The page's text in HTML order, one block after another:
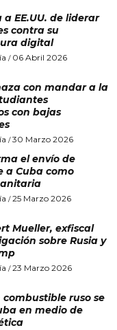
a EE.UU. de liderar
contra su
digital
/ 06 Abril 2026
con mandar a la
con bajas
/30 Marzo 2026
el envío de
a Cuba como
/25 Marzo 2026
Mueller, exfiscal
sobre Rusia y
/23 Marzo 2026
combustible ruso se
en medio de